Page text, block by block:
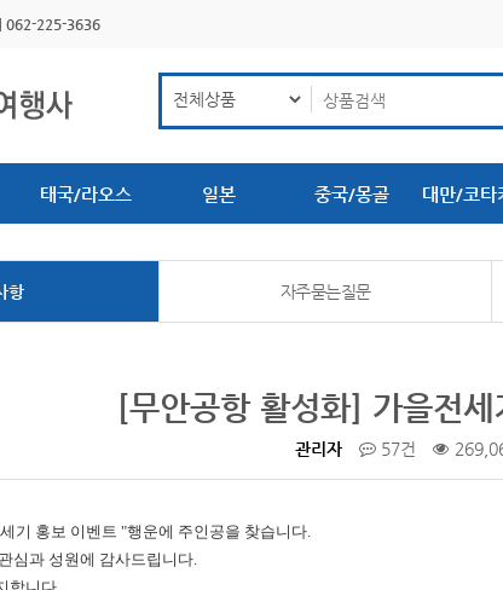
062-225-3636
태국/라오스 일본 중국/몽골 대만/코타
루
항 자주묻는질문
[무안공항 활성화] 가을전
관리자 57건
기 홍보 이벤트 "행운에 주인공을 찾습니다.
심과 성원에 감사드립니다.